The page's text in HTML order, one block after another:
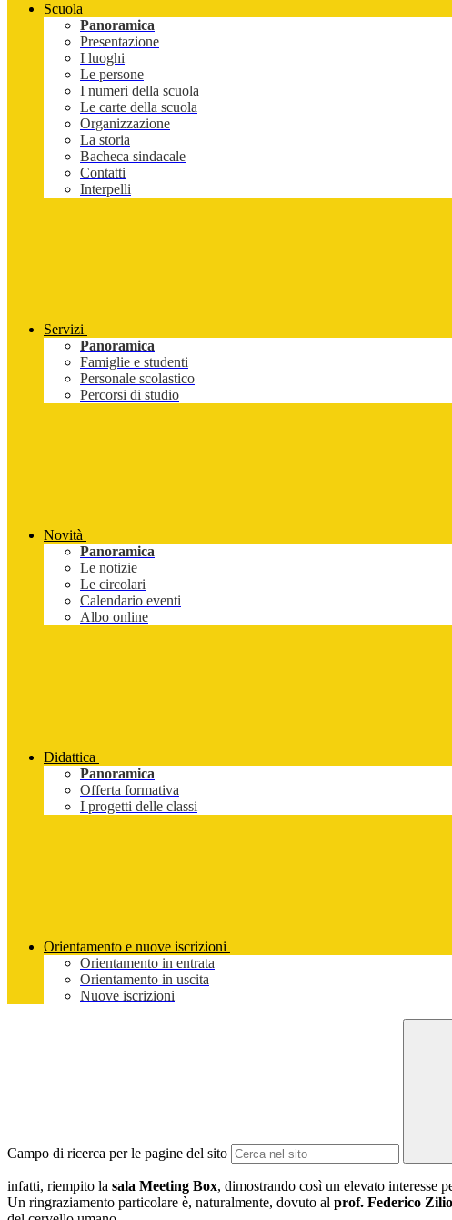
Scuola
Panoramica
Presentazione
I luoghi
Le persone
I numeri della scuola
Le carte della scuola
Organizzazione
La storia
Bacheca sindacale
Contatti
Interpelli
Servizi
Panoramica
Famiglie e studenti
Personale scolastico
Percorsi di studio
Novità
Panoramica
Le notizie
Le circolari
Calendario eventi
Albo online
Didattica
Panoramica
Offerta formativa
I progetti delle classi
Orientamento e nuove iscrizioni
Orientamento in entrata
Orientamento in uscita
Nuove iscrizioni
Campo di ricerca per le pagine del sito
infatti, riempito la sala Meeting Box, dimostrando così un elevato interesse
Un ringraziamento particolare è, naturalmente, dovuto alprof. Federico Zilio